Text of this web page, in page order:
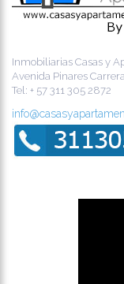
Inmobiliarias Casas y
Avenida Pinares
Tel: + 57 311 305 2872